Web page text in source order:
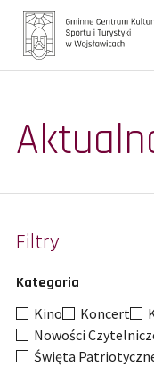
Aktualności
Oferta zajęć
Biblioteka
Kontakt
Filtry
Kategoria
Kino Koncert
Nowości
Święta